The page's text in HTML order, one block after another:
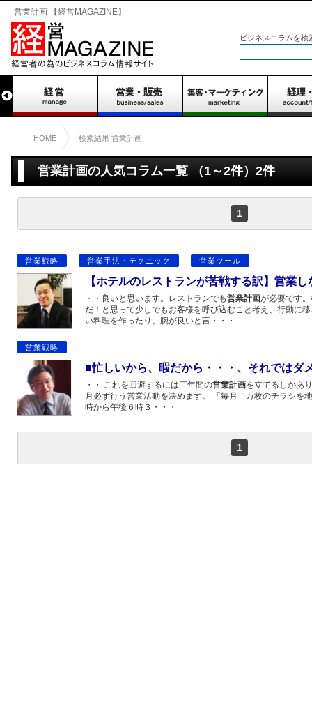
営業計画 【経営MAGAZINE】
ビジネスコラムを検
HOME 検索結果 営業計画
営業計画の人気コラム一覧 （1～2件）2件
1
営業戦略 営業手法・テクニック 営業ツール
【ホテルのレストランが苦戦する訳】営業
・・良いと思います。レストランでも営業計画が必要です
だ！と思って少しでもお客様を呼び込むこと考え、行動に
い料理を作ったり、腕が良いと言・・・
営業戦略
■忙しいから、暇だから・・・、それではダ
・・ これを回避するには￣年間の営業計画を立てるしかあ
月必ず行う営業活動を決めます。 「毎月￣万枚のチラシを
時から午後６時３・・・
1